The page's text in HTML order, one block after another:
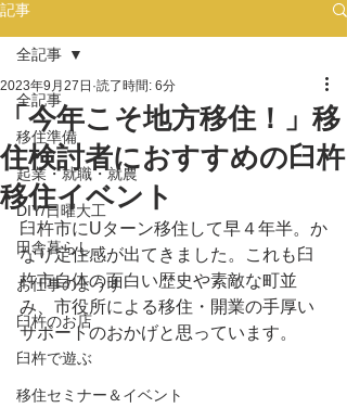
記事
全記事
移住準備
起業・就職・就農
DIY/日曜大工
田舎暮らし
お仕事のようす
臼杵のお店
臼杵で遊ぶ
移住セミナー＆イベント
全記事
「今年こそ地方移住！」移
住検討者におすすめの臼杵
移住イベント
2023年9月27日 読了時間: 6分
臼杵市にUターン移住して早４年半。か
なり定住感が出てきました。これも臼
杵市自体の面白い歴史や素敵な町並
み、市役所による移住・開業の手厚い
サポートのおかげと思っています。